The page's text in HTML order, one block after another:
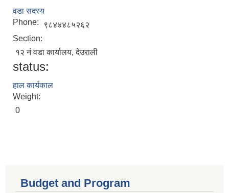
वडा सदस्य
Phone:
९८४४४८५२६२
Section:
१२ नं वडा कार्यालय, देउराली
status:
हाल कार्यकाल
Weight:
0
Budget and Program